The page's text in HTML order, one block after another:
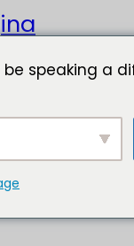
speaking a